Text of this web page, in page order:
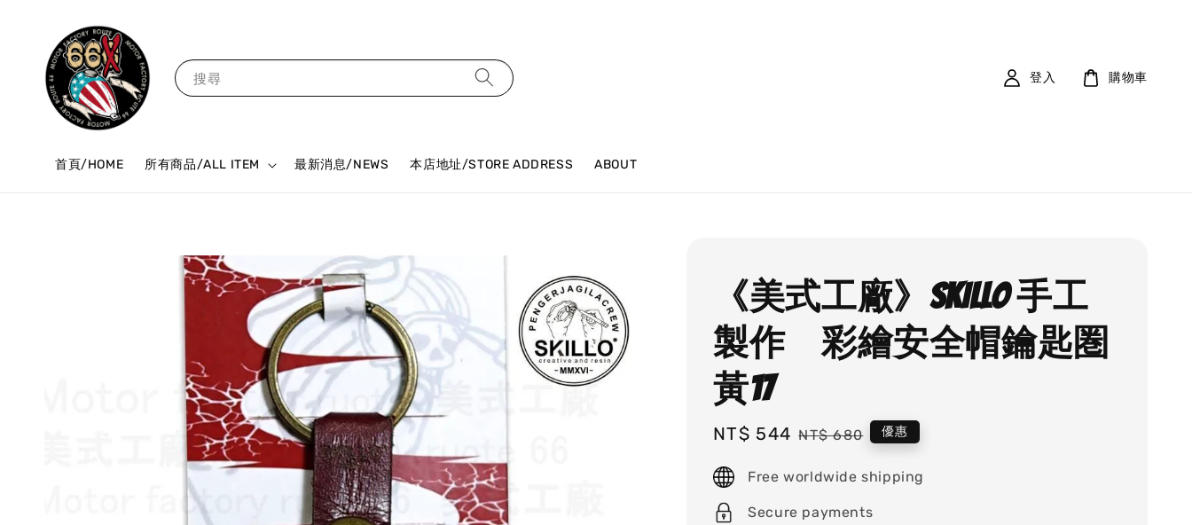
搜尋
首頁/HOME 所有商品/ALL ITEM 最新消息/NEWS 本店地址/STORE ADDRESS ABOUT
登入 購物車
《美式工廠》SKILLO 手工
製作 彩繪安全帽鑰匙圏
黃17
Sale
NT$ 544 Regular
NT$ 680 優惠
Free worldwide shipping
Secure payments